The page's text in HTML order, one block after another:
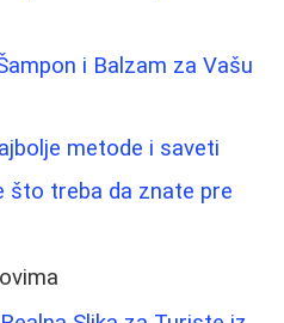
i Balzam za Vašu
metode i saveti
što treba da znate pre